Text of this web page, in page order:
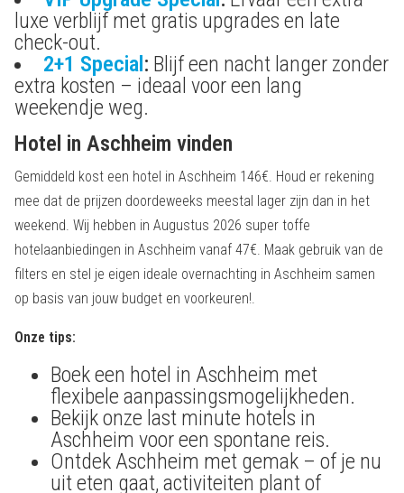
luxe verblijf met gratis upgrades en late
check-out.
2+1 Special: Blijf een nacht langer zonder
extra kosten – ideaal voor een lang
weekendje weg.
Hotel in Aschheim vinden
Gemiddeld kost een hotel in Aschheim 146€. Houd er rekening
mee dat de prijzen doordeweeks meestal lager zijn dan in het
weekend. Wij hebben in Augustus 2026 super toffe
hotelaanbiedingen in Aschheim vanaf 47€. Maak gebruik van de
filters en stel je eigen ideale overnachting in Aschheim samen
op basis van jouw budget en voorkeuren!.
Onze tips:
Boek een hotel in Aschheim met
flexibele aanpassingsmogelijkheden.
Bekijk onze last minute hotels in
Aschheim voor een spontane reis.
Ontdek Aschheim met gemak – of je nu
uit eten gaat, activiteiten plant of